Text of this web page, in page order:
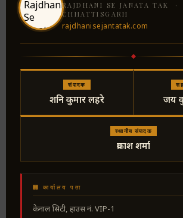
RAJDHANI SE JANATA TAK ·
CHHATTISGARH
rajdhanisejantatak.com
संपादक
शनि कुमार लहरे जय
स्थानीय संपादक
प्रकाश शर्मा
🏢 कार्यालय पता
केनाल सिटी, हाउस नं. VIP-1